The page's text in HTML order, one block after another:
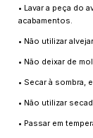
• Lavar a peça do
acabamentos.
• Não utilizar
• Não deixar de
• Secar à sombra,
• Não utilizar
• Passar em